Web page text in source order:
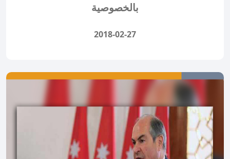
بالخصوصية
2018-02-27